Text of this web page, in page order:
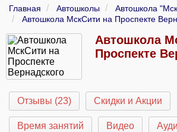
Главная Автошколы
Автошкола
Автошкола МскСити на Проспекте
Автошкола
Проспекте
Отзывы (23) Скидки и Акции
Время занятий Видео